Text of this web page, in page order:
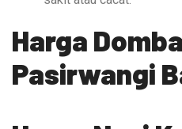
Harga
Pasirwangi